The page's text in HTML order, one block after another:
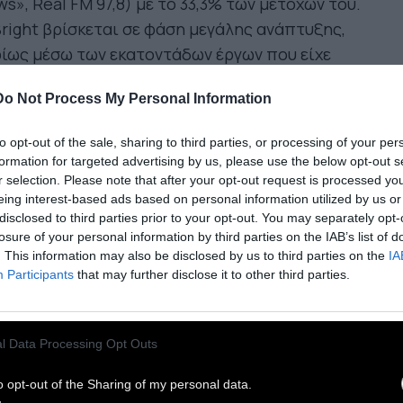
Not Process My Personal Information
opt-out of the sale, sharing to third parties, or processing of your
for targeted advertising by us, please use the below opt-out
selection. Please note that after your opt-out request is processed
interest-based ads based on personal information utilized by us
to third parties prior to your opt-out. You may separately
of your personal information by third parties on the IAB’s list of
This information may also be disclosed by us to third parties on the
Participants that may further disclose it to other third parties.
Data Processing Opt Outs
opt-out of the Sharing of my personal data.
βρίσκεται σε φάση μεγάλης ανάπτυξης,
μέσω των εκατοντάδων έργων που είχε
(πατέρα της τενίστριας Μ. Σάκκαρη)
, εταιρείας που αναλαμβάνει
και εκπαιδευτικές υπηρεσίες. Με
που φτάνει τα 50 εκατ. ευρώ και εμφανείς
με την κυβέρνηση Μητσοτάκη, ο όμιλος
πρόσβαση σε ένα συγκρότημα που ήταν
των τραπεζών λόγω του υψηλού
του.
και εξίσου ενδιαφέρουσα εξέλιξη είναι
με την εξαγορά κυρίως αθλητικών ΜΜΕ